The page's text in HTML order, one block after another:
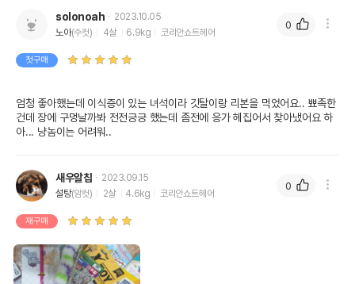
solonoah
2023.10.05
노아(수컷) 4살 6.9kg 코리안쇼트헤어
첫구매
엄청 좋아했는데 이식증이 있는 녀석이라 깃탈이랑 리본을 먹었어요.. 뾰족한
건데 장에 구멍날까봐 전전긍긍 했는데 좀전에 응가 헤집어서 찾아냈어요 하
아... 냥놈이는 어려워..
0
새우알칩
2023.09.15
설탕(암컷) 2살 4.6kg 코리안쇼트헤어
재구매
0